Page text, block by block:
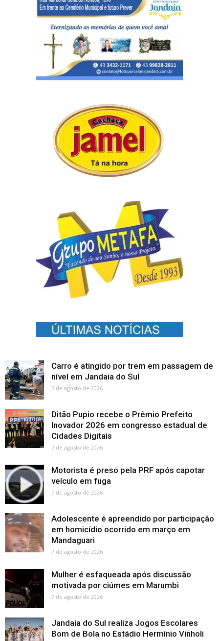
Carro é atingido por trem em passagem de
nível em Jandaia do Sul
7 de agosto de 2026
Ditão Pupio recebe o Prêmio Prefeito
Inovador 2026 em congresso estadual de
Cidades Digitais
7 de agosto de 2026
Motorista é preso pela PRF após capotar
veículo em fuga
7 de agosto de 2026
Adolescente é apreendido por participação
em homicídio ocorrido em março em
Mandaguari
7 de agosto de 2026
Mulher é esfaqueada após discussão
motivada por ciúmes em Marumbi
7 de agosto de 2026
Jandaia do Sul realiza Jogos Escolares
Bom de Bola no Estádio Hermínio Vinholi